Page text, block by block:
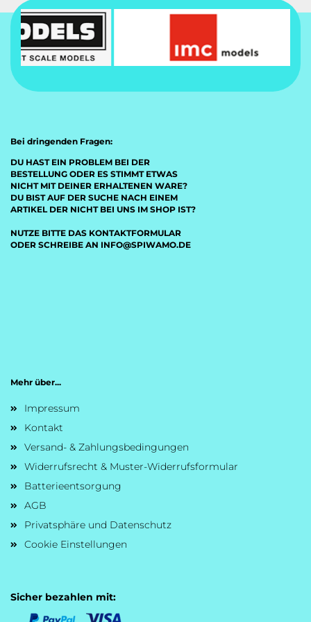
Bei dringenden Fragen:
DU HAST EIN PROBLEM BEI DER
BESTELLUNG ODER ES STIMMT ETWAS
NICHT MIT DEINER ERHALTENEN WARE?
DU BIST AUF DER SUCHE NACH EINEM
ARTIKEL DER NICHT BEI UNS IM SHOP IST?
NUTZE BITTE DAS KONTAKTFORMULAR
ODER SCHREIBE AN INFO@SPIWAMO.DE
Mehr über...
Impressum
Kontakt
Versand- & Zahlungsbedingungen
Widerrufsrecht & Muster-Widerrufsformular
Batterieentsorgung
AGB
Privatsphäre und Datenschutz
Cookie Einstellungen
Sicher bezahlen mit: